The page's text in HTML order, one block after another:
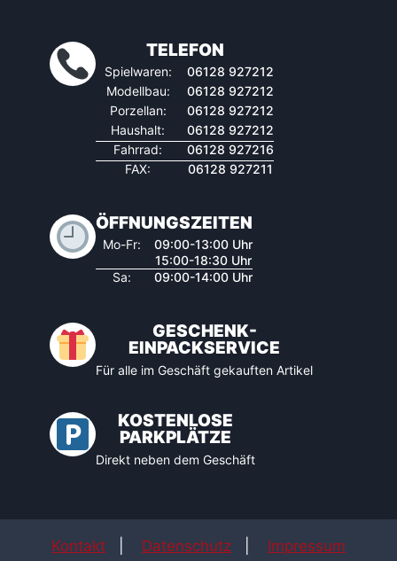
TELEFON
Spielwaren:
06128 927212
Modellbau:
06128 927212
Porzellan:
06128 927212
Haushalt:
06128 927212
Fahrrad:
06128 927216
FAX:
06128 927211
ÖFFNUNGSZEITEN
Mo-Fr:
09:00-13:00 Uhr
15:00-18:30 Uhr
Sa:
09:00-14:00 Uhr
GESCHENK-
EINPACKSERVICE
Für alle im Geschäft gekauften Artikel
KOSTENLOSE
PARKPLÄTZE
Direkt neben dem Geschäft
Kontakt Datenschutz Impressum